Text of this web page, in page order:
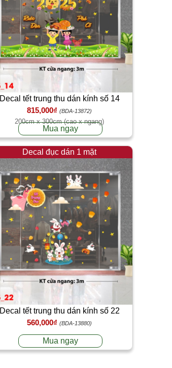
Decal tết trung thu dán kính số 14
815,000₫ (BDA-13872)
200cm x 300cm (cao x ngang)
Mua ngay
Decal đục dán 1 mặt
Decal tết trung thu dán kính số 22
560,000₫ (BDA-13880)
Mua ngay